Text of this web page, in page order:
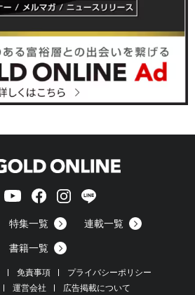
特集一覧 連載一覧
書籍一覧
免責事項
プライバシーポリシー
運営会社 広告掲載について